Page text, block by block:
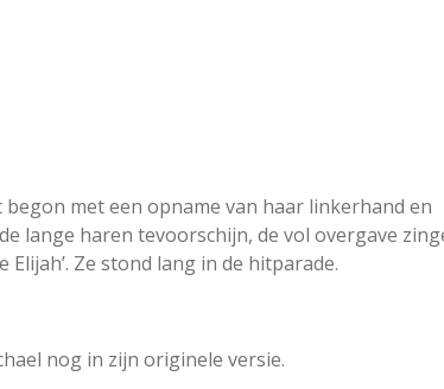
met een opname van haar linkerhand en
lange haren tevoorschijn, de vol overgave
Ze stond lang in de hitparade.
nog in zijn originele versie.